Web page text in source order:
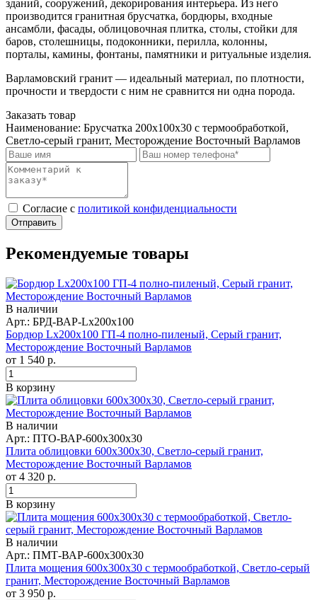
зданий, сооружений, декорирования интерьера. Из него
производится гранитная брусчатка, бордюры, входные
ансамбли, фасады, облицовочная плитка, столы, стойки для
баров, столешницы, подоконники, перилла, колонны,
порталы, камины, фонтаны, памятники и ритуальные изделия.
Варламовский гранит — идеальный материал, по плотности,
прочности и твердости с ним не сравнится ни одна порода.
Заказать товар
Наименование: Брусчатка 200x100x30 с термообработкой,
Светло-серый гранит, Месторождение Восточный Варламов
Cогласие с политикой конфиденциальности
Отправить
Рекомендуемые товары
В наличии
Арт.: БРД-ВАР-Lx200x100
Бордюр Lx200x100 ГП-4 полно-пиленый, Серый гранит,
Месторождение Восточный Варламов
от 1 540 р.
В корзину
В наличии
Арт.: ПТО-ВАР-600х300х30
Плита облицовки 600x300x30, Светло-серый гранит,
Месторождение Восточный Варламов
от 4 320 р.
В корзину
В наличии
Арт.: ПМТ-ВАР-600х300х30
Плита мощения 600x300x30 с термообработкой, Светло-серый
гранит, Месторождение Восточный Варламов
от 3 950 р.